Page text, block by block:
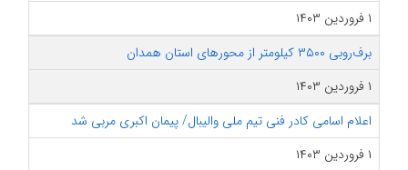
۱ فروردین ۱۴۰۳
برف‌روبی ۳۵۰۰ کیلومتر از محورهای استان همدان
۱ فروردین ۱۴۰۳
اعلام اسامی کادر فنی تیم ملی والیبال/ پیمان اکبری مربی شد
۱ فروردین ۱۴۰۳